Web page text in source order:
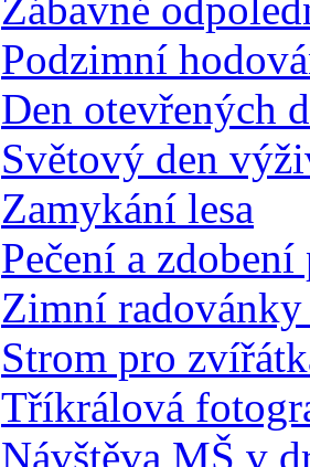
Zábavné
Podzimní
Den otevřených
Světový den
Zamykání lesa
Pečení a
Zimní
Strom pro
Tříkrálová
Návštěva MŠ v